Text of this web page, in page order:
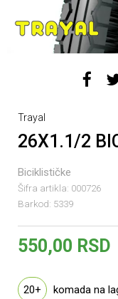
Trayal
26X1.1/2
Biciklističke
Šifra artikla: 000726
Barkod: 5339
550,00 RSD
20+ komada na